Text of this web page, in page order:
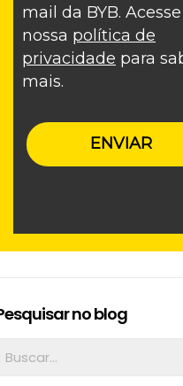
mail da BYB. Acesse
nossa política de
privacidade para
mais.
ENVIAR
no blog